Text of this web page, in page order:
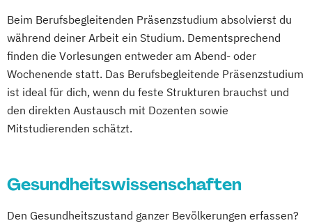
Gesundheitsdaten und Digitalisierung
Hebammenkunde Logopädie Pflege
Physiotherapie
Physiotherapiewissenschaft
Beim Berufsbegleitenden Präsenzstudium absolvierst du
während deiner Arbeit ein Studium. Dementsprechend
finden die Vorlesungen entweder am Abend- oder
Wochenende statt. Das Berufsbegleitende Präsenzstudium
ist ideal für dich, wenn du feste Strukturen brauchst und
den direkten Austausch mit Dozenten sowie
Mitstudierenden schätzt.
Gesundheitswissenschaften
Den Gesundheitszustand ganzer Bevölkerungen erfassen?